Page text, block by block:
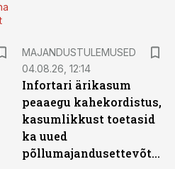
MAJANDUSTULEMUSED
04.08.26, 12:14
Infortari ärikasum
peaaegu kahekordistus,
kasumlikkust toetasid
ka uued
põllumajandusettevõtted